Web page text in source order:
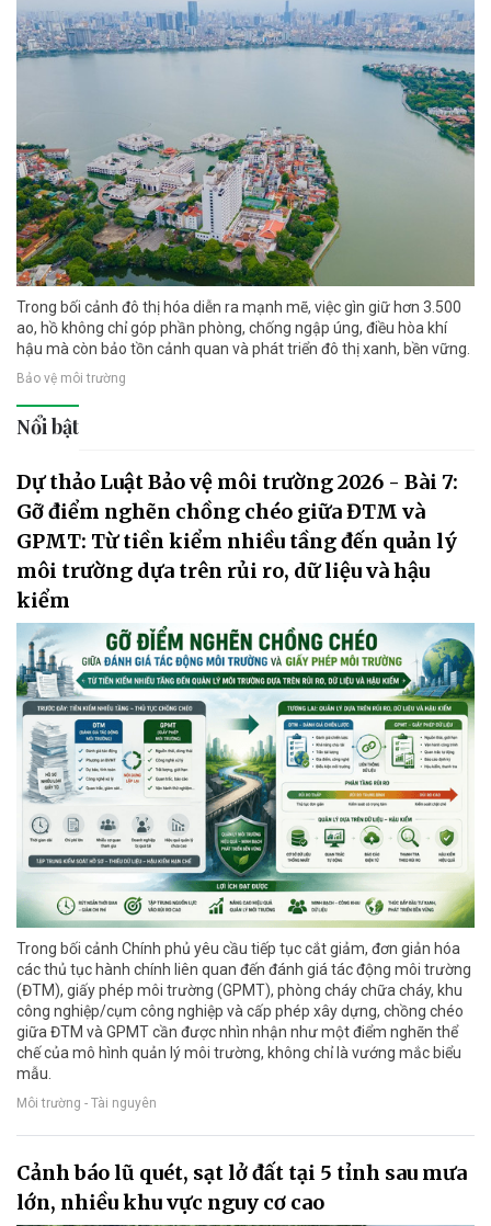
Trong bối cảnh đô thị hóa diễn ra mạnh mẽ, việc gìn giữ hơn 3.500
ao, hồ không chỉ góp phần phòng, chống ngập úng, điều hòa khí
hậu mà còn bảo tồn cảnh quan và phát triển đô thị xanh, bền vững.
Bảo vệ môi trường
Nổi bật
Dự thảo Luật Bảo vệ môi trường 2026 - Bài 7:
Gỡ điểm nghẽn chồng chéo giữa ĐTM và
GPMT: Từ tiền kiểm nhiều tầng đến quản lý
môi trường dựa trên rủi ro, dữ liệu và hậu
kiểm
Trong bối cảnh Chính phủ yêu cầu tiếp tục cắt giảm, đơn giản hóa
các thủ tục hành chính liên quan đến đánh giá tác động môi trường
(ĐTM), giấy phép môi trường (GPMT), phòng cháy chữa cháy, khu
công nghiệp/cụm công nghiệp và cấp phép xây dựng, chồng chéo
giữa ĐTM và GPMT cần được nhìn nhận như một điểm nghẽn thể
chế của mô hình quản lý môi trường, không chỉ là vướng mắc biểu
mẫu.
Môi trường - Tài nguyên
Cảnh báo lũ quét, sạt lở đất tại 5 tỉnh sau mưa
lớn, nhiều khu vực nguy cơ cao